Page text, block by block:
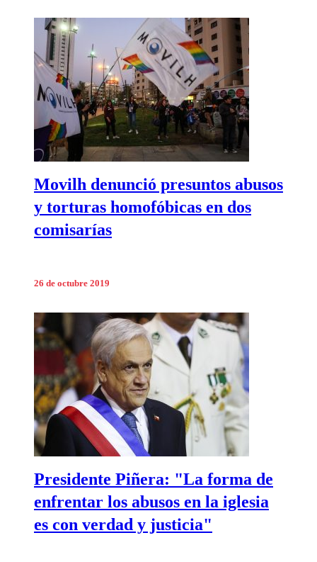
Movilh denunció presuntos abusos
y torturas homofóbicas en dos
comisarías
26 de octubre 2019
Presidente Piñera: "La forma de
enfrentar los abusos en la iglesia
es con verdad y justicia"